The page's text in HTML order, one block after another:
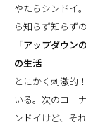
やたらシンドイ
ら知らず知らず
「アップダウン
の生活
とにかく刺激的
いる。次のコー
ンドイけど、そ